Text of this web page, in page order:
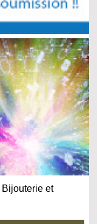
Bijouterie et